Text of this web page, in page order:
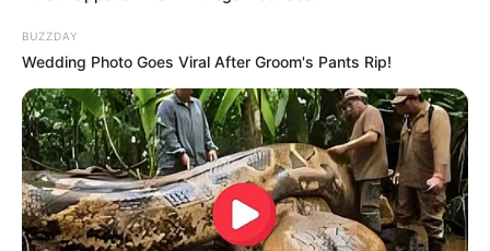
BUZZDAY
Wedding Photo Goes Viral After Groom's Pants Rip!